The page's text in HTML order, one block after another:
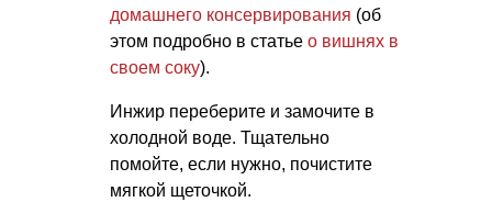
домашнего консервирования (об
этом подробно в статье о вишнях в
своем соку).
Инжир переберите и замочите в
холодной воде. Тщательно
помойте, если нужно, почистите
мягкой щеточкой.